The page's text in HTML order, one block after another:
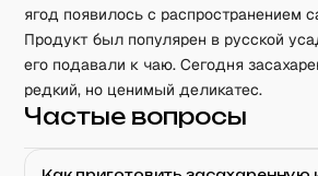
ягод появилось с распространением
Продукт был популярен в русской
его подавали к чаю. Сегодня
редкий, но ценимый деликатес.
Частые вопросы